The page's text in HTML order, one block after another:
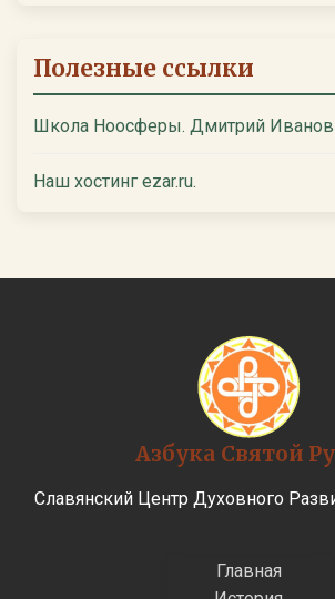
Полезные ссылки
Школа Ноосферы. Дмитрий
Наш хостинг ezar.ru.
Азбука Святой
Славянский Центр Духовного
Главная